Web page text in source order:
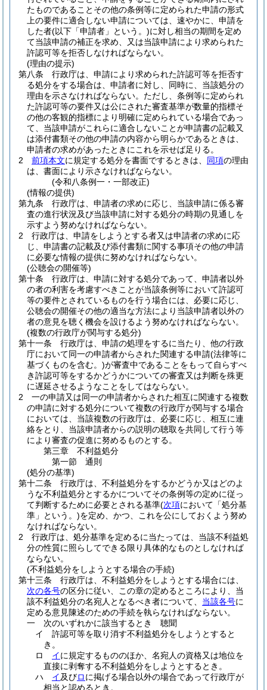
たものであることその他の条例等に定められた申請の形式
上の要件に適合しない申請については、速やかに、申請を
した者(以下「申請者」という。)に対し相当の期間を定め
て当該申請の補正を求め、又は当該申請により求められた
許認可等を拒否しなければならない。
(理由の提示)
第八条
行政庁は、申請により求められた許認可等を拒否す
る処分をする場合は、申請者に対し、同時に、当該処分の
理由を示さなければならない。 ただし、条例等に定められ
た許認可等の要件又は公にされた審査基準が数量的指標そ
の他の客観的指標により明確に定められている場合であっ
て、当該申請がこれらに適合しないことが申請書の記載又
は添付書類その他の申請の内容から明らかであるときは、
申請者の求めがあったときにこれを示せば足りる。
2
前項本文に規定する処分を書面でするときは、 同項の理由
は、書面により示さなければならない。
(令和八条例一・一部改正)
(情報の提供)
第九条
行政庁は、申請者の求めに応じ、当該申請に係る審
査の進行状況及び当該申請に対する処分の時期の見通しを
示すよう努めなければならない。
2
行政庁は、申請をしようとする者又は申請者の求めに応
じ、申請書の記載及び添付書類に関する事項その他の申請
に必要な情報の提供に努めなければならない。
(公聴会の開催等)
第十条
行政庁は、申請に対する処分であって、申請者以外
の者の利害を考慮すべきことが当該条例等において許認可
等の要件とされているものを行う場合には、必要に応じ、
公聴会の開催その他の適当な方法により当該申請者以外の
者の意見を聴く機会を設けるよう努めなければならない。
(複数の行政庁が関与する処分)
第十一条
行政庁は、申請の処理をするに当たり、他の行政
庁において同一の申請者からされた関連する申請(法律等に
基づくものを含む。)が審査中であることをもって自らすべ
き許認可等をするかどうかについての審査又は判断を殊更
に遅延させるようなことをしてはならない。
2
一の申請又は同一の申請者からされた相互に関連する複数
の申請に対する処分について複数の行政庁が関与する場合
においては、当該複数の行政庁は、必要に応じ、相互に連
絡をとり、当該申請者からの説明の聴取を共同して行う等
により審査の促進に努めるものとする。
第三章
不利益処分
第一節
通則
(処分の基準)
第十二条
行政庁は、不利益処分をするかどうか又はどのよ
うな不利益処分とするかについてその条例等の定めに従っ
て判断するために必要とされる基準(次項において「処分基
準」という。)を定め、かつ、これを公にしておくよう努め
なければならない。
2
行政庁は、処分基準を定めるに当たっては、当該不利益処
分の性質に照らしてできる限り具体的なものとしなければ
ならない。
(不利益処分をしようとする場合の手続)
第十三条
行政庁は、不利益処分をしようとする場合には、
次の各号の区分に従い、この章の定めるところにより、当
該不利益処分の名宛人となるべき者について、 当該各号に
定める意見陳述のための手続を執らなければならない。
一
次のいずれかに該当するとき 聴聞
イ
許認可等を取り消す不利益処分をしようとすると
き。
ロ
イに規定するもののほか、名宛人の資格又は地位を
直接に剥奪する不利益処分をしようとするとき。
ハ
イ及びロに掲げる場合以外の場合であって行政庁が
相当と認めるとき。